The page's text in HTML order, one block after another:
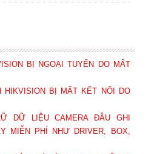
BỊ NGOẠI TUYẾN DO MẤT
HIKVISION BỊ MẤT KẾT NỐI DO
DỮ LIỆU CAMERA ĐẦU GHI
MIỄN PHÍ NHƯ DRIVER, BOX,